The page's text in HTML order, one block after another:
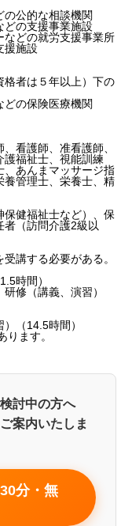
の公的な相談機関
どの支援事業施設
などの就労支援事業所
援施設
格者は５年以上）下の
どの保険医療機関
看護師、准看護師、
福祉士、視能訓練
、あんまマッサージ指
養管理士、栄養士、精
保健福祉士など）、保
（訪問介護2級以
講する必要がある。
時間）
修（講義、演習）
（14.5時間）
ます。
討中の方へ
案内いたしま
分・無